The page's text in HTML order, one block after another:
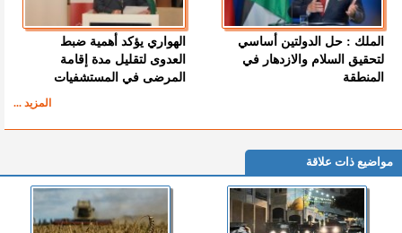
الملك : حل الدولتين أساسي
لتحقيق السلام والازدهار في
المنطقة
الهواري يؤكد أهمية ضبط
العدوى لتقليل مدة إقامة
المرضى في المستشفيات
المزيد ...
مواضيع ذات علاقة